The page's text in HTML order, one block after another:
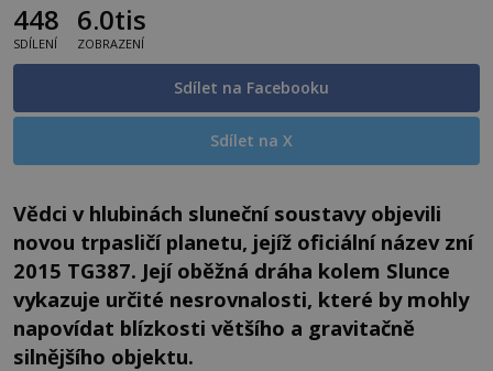
448
SDÍLENÍ
6.0tis
ZOBRAZENÍ
Sdílet na Facebooku
Sdílet na X
Vědci v hlubinách sluneční soustavy objevili
novou trpasličí planetu, jejíž oficiální název zní
2015 TG387. Její oběžná dráha kolem Slunce
vykazuje určité nesrovnalosti, které by mohly
napovídat blízkosti většího a gravitačně
silnějšího objektu.